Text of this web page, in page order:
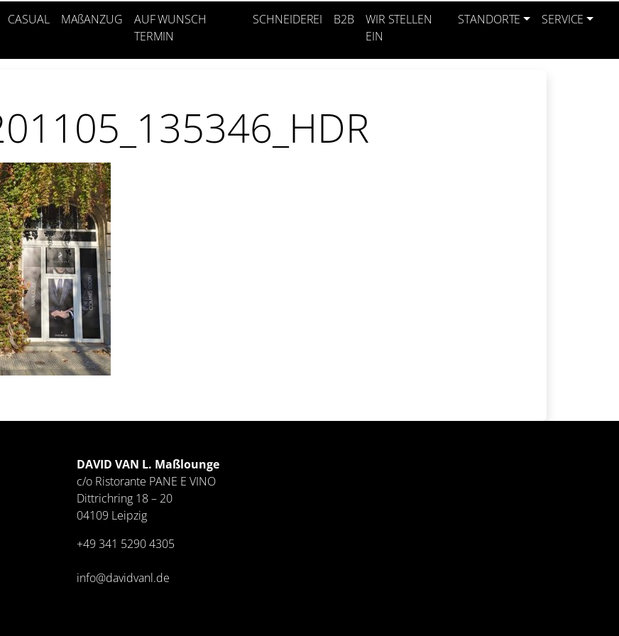
CASUAL MAßANZUG
AUF WUNSCH
TERMIN
SCHNEIDEREI B2B
WIR STELLEN
EIN
STANDORTE SERVICE
DAVID VAN L. Maßlounge
c/o Ristorante PANE E VINO
Dittrichring 18 – 20
04109 Leipzig
+49 341 5290 4305
info@davidvanl.de